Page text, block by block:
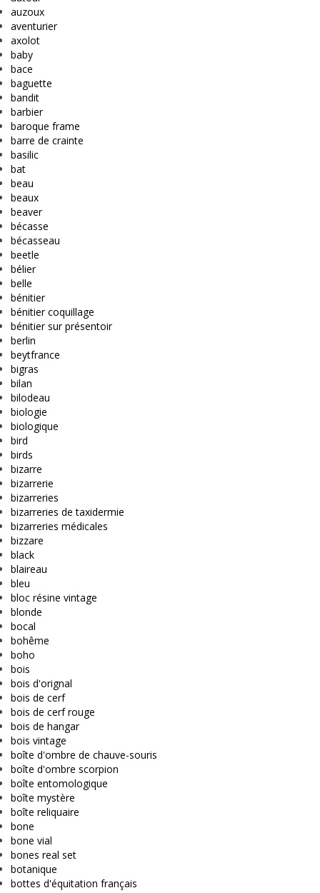
auzoux
aventurier
axolot
baby
bace
baguette
bandit
barbier
baroque frame
barre de crainte
basilic
bat
beau
beaux
beaver
bécasse
bécasseau
beetle
bélier
belle
bénitier
bénitier coquillage
bénitier sur présentoir
berlin
beytfrance
bigras
bilan
bilodeau
biologie
biologique
bird
birds
bizarre
bizarrerie
bizarreries
bizarreries de taxidermie
bizarreries médicales
bizzare
black
blaireau
bleu
bloc résine vintage
blonde
bocal
bohême
boho
bois
bois d'orignal
bois de cerf
bois de cerf rouge
bois de hangar
bois vintage
boîte d'ombre de chauve-souris
boîte d'ombre scorpion
boîte entomologique
boîte mystère
boîte reliquaire
bone
bone vial
bones real set
botanique
bottes d'équitation français